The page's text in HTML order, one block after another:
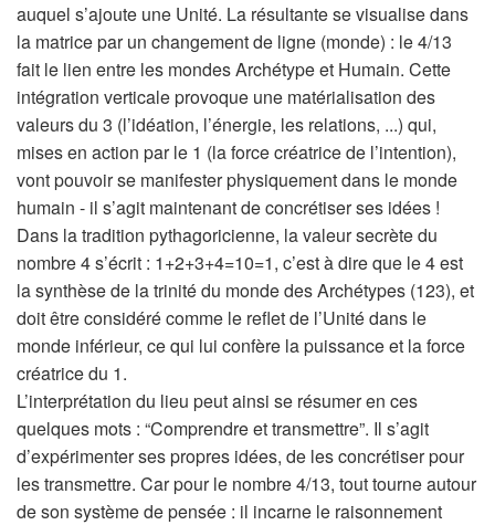
auquel s’ajoute une Unité. La résultante se visualise dans
la matrice par un changement de ligne (monde) : le 4/13
fait le lien entre les mondes Archétype et Humain. Cette
intégration verticale provoque une matérialisation des
valeurs du 3 (l’idéation, l’énergie, les relations, ...) qui,
mises en action par le 1 (la force créatrice de l’intention),
vont pouvoir se manifester physiquement dans le monde
humain - il s’agit maintenant de concrétiser ses idées !
Dans la tradition pythagoricienne, la valeur secrète du
nombre 4 s’écrit : 1+2+3+4=10=1, c’est à dire que le 4 est
la synthèse de la trinité du monde des Archétypes (123), et
doit être considéré comme le reflet de l’Unité dans le
monde inférieur, ce qui lui confère la puissance et la force
créatrice du 1.
L’interprétation du lieu peut ainsi se résumer en ces
quelques mots : “Comprendre et transmettre”. Il s’agit
d’expérimenter ses propres idées, de les concrétiser pour
les transmettre. Car pour le nombre 4/13, tout tourne autour
de son système de pensée : il incarne le raisonnement